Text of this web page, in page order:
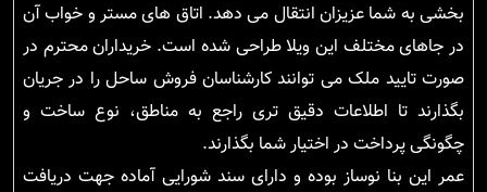
بخشی به شما عزیزان انتقال می دهد. اتاق های مستر و خواب آن
در جاهای مختلف این ویلا طراحی شده است. خریداران محترم در
صورت تایید ملک می توانند کارشناسان فروش ساحل را در جریان
بگذارند تا اطلاعات دقیق تری راجع به مناطق، نوع ساخت و
چگونگی پرداخت در اختیار شما بگذارند.
عمر این بنا نوساز بوده و دارای سند شورایی آماده جهت دریافت